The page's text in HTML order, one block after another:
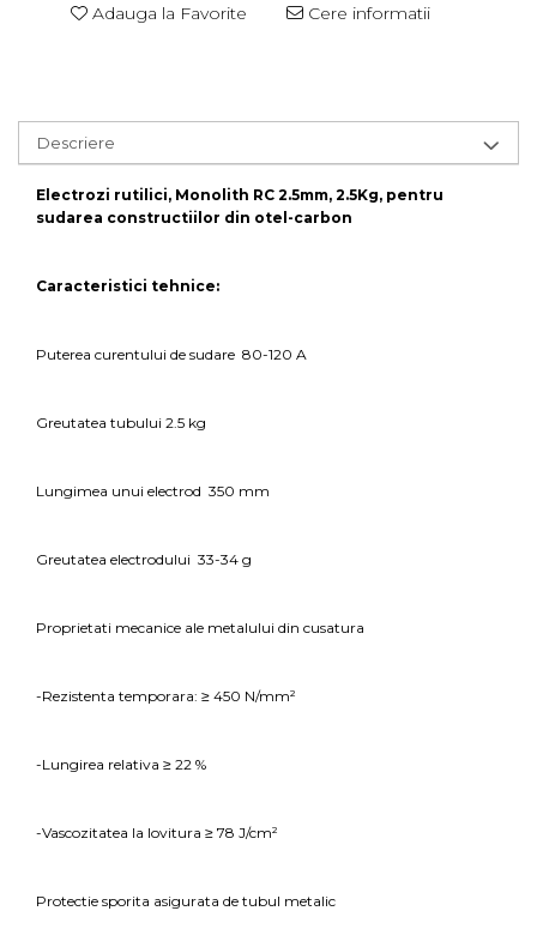
Adauga la Favorite Cere informatii
Descriere
Electrozi rutilici, Monolith RC 2.5mm, 2.5Kg, pentru
sudarea constructiilor din otel-carbon
Caracteristici tehnice:
Puterea curentului de sudare 80-120 A
Greutatea tubului 2.5 kg
Lungimea unui electrod 350 mm
Greutatea electrodului 33-34 g
Proprietati mecanice ale metalului din cusatura
-Rezistenta temporara: ≥ 450 N/mm²
-Lungirea relativa ≥ 22 %
-Vascozitatea la lovitura ≥ 78 J/cm²
Protectie sporita asigurata de tubul metalic